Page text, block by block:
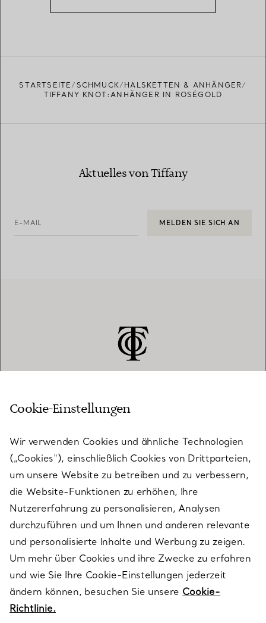
STARTSEITE SCHMUCK
HALSKETTEN & ANHÄNGER
TIFFANY KNOT:ANHÄNGER IN ROSÉGOLD
Aktuelles von Tiffany
E-MAIL MELDEN SIE SICH AN
KUNDENSERVICE
SERVICES
ÜBER TIFFANY & CO.
RECHTLICHE HINWEISE
FOLGEN SIE UNS
Cookie-Einstellungen
Wir verwenden Cookies und ähnliche Technologien
(„Cookies“), einschließlich Cookies von Drittparteien,
um unsere Website zu betreiben und zu verbessern,
die Website-Funktionen zu erhöhen, Ihre
Nutzererfahrung zu personalisieren, Analysen
durchzuführen und um Ihnen und anderen relevante
und personalisierte Inhalte und Werbung zu zeigen.
Um mehr über Cookies und ihre Zwecke zu erfahren
und wie Sie Ihre Cookie-Einstellungen jederzeit
ändern können, besuchen Sie unsere Cookie-
Richtlinie.